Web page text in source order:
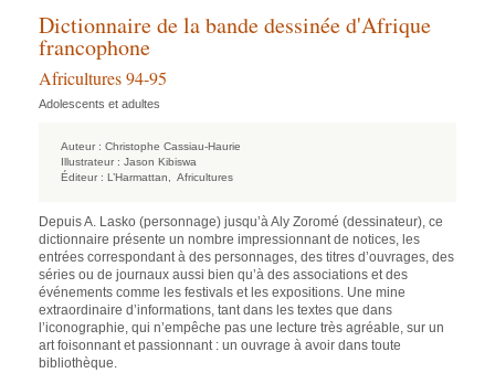
Dictionnaire de la bande dessinée d'Afrique
francophone
Africultures 94-95
Adolescents et adultes
Auteur : Christophe Cassiau-Haurie
Illustrateur : Jason Kibiswa
Éditeur : L’Harmattan, Africultures
Depuis A. Lasko (personnage) jusqu’à Aly Zoromé (dessinateur), ce
dictionnaire présente un nombre impressionnant de notices, les
entrées correspondant à des personnages, des titres d’ouvrages, des
séries ou de journaux aussi bien qu’à des associations et des
événements comme les festivals et les expositions. Une mine
extraordinaire d’informations, tant dans les textes que dans
l’iconographie, qui n’empêche pas une lecture très agréable, sur un
art foisonnant et passionnant : un ouvrage à avoir dans toute
bibliothèque.